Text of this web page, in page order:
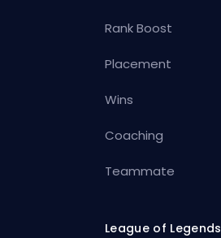
Rank Boost
Placement
Wins
Coaching
Teammate
League of Legends